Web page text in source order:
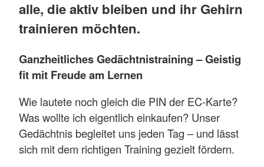
alle, die aktiv bleiben und ihr Gehirn
trainieren möchten.
Ganzheitliches Gedächtnistraining – Geistig
fit mit Freude am Lernen
Wie lautete noch gleich die PIN der EC-Karte?
Was wollte ich eigentlich einkaufen? Unser
Gedächtnis begleitet uns jeden Tag – und lässt
sich mit dem richtigen Training gezielt fördern.